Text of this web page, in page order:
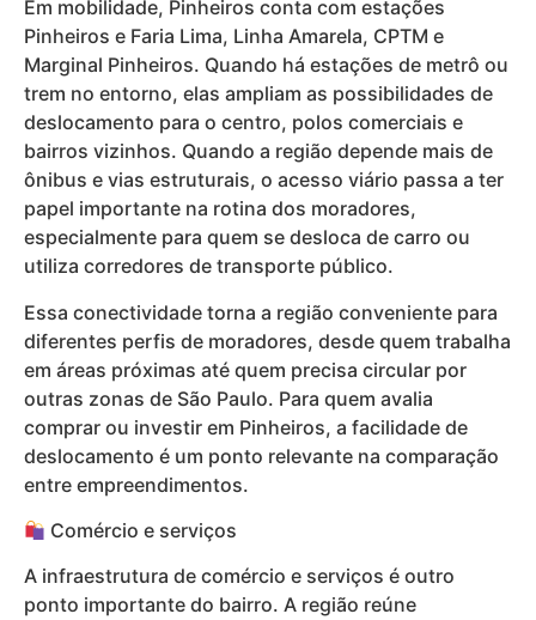
Em mobilidade, Pinheiros conta com estações
Pinheiros e Faria Lima, Linha Amarela, CPTM e
Marginal Pinheiros. Quando há estações de metrô ou
trem no entorno, elas ampliam as possibilidades de
deslocamento para o centro, polos comerciais e
bairros vizinhos. Quando a região depende mais de
ônibus e vias estruturais, o acesso viário passa a ter
papel importante na rotina dos moradores,
especialmente para quem se desloca de carro ou
utiliza corredores de transporte público.
Essa conectividade torna a região conveniente para
diferentes perfis de moradores, desde quem trabalha
em áreas próximas até quem precisa circular por
outras zonas de São Paulo. Para quem avalia
comprar ou investir em Pinheiros, a facilidade de
deslocamento é um ponto relevante na comparação
entre empreendimentos.
Comércio e serviços
A infraestrutura de comércio e serviços é outro
ponto importante do bairro. A região reúne